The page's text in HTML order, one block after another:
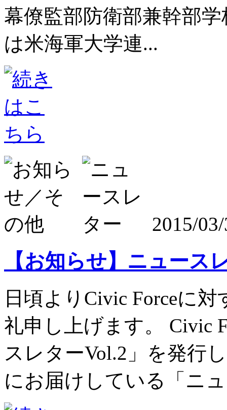
幕僚監部防衛部兼幹部
は米海軍大学連...
2015/
【お知らせ】ニュース
日頃よりCivic Forceに
礼申し上げます。 Civic
スレターVol.2」を発行
にお届けしている「ニ